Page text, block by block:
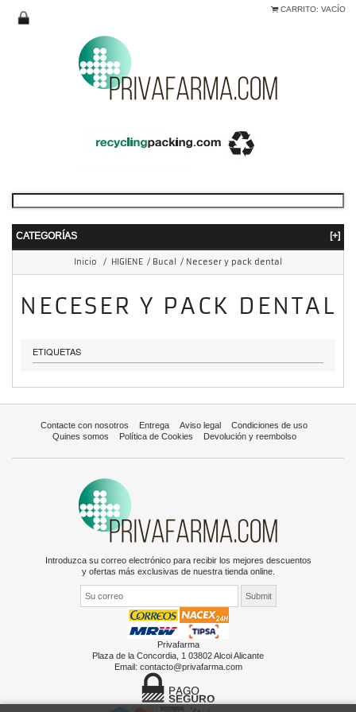
CARRITO: VACÍO
CATEGORÍAS [+]
Inicio / HIGIENE / Bucal / Neceser y pack dental
NECESER Y PACK DENTAL
ETIQUETAS
Contacte con nosotros Entrega Aviso legal
Condiciones de uso
Quines somos
Política de Cookies Devolución y reembolso
Introduzca su correo electrónico para recibir los mejores descuentos
y ofertas más exclusivas de nuestra tienda online.
Privafarma
Plaza de la Concordia, 1 03802 Alcoi Alicante
Email: contacto@privafarma.com